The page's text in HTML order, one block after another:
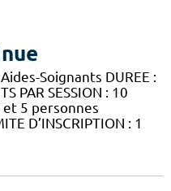
Soignants DUREE :
PAR SESSION : 10
et 5 personnes
D’INSCRIPTION : 1